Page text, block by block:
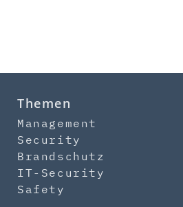
Themen
Management
Security
Brandschutz
IT-Security
Safety